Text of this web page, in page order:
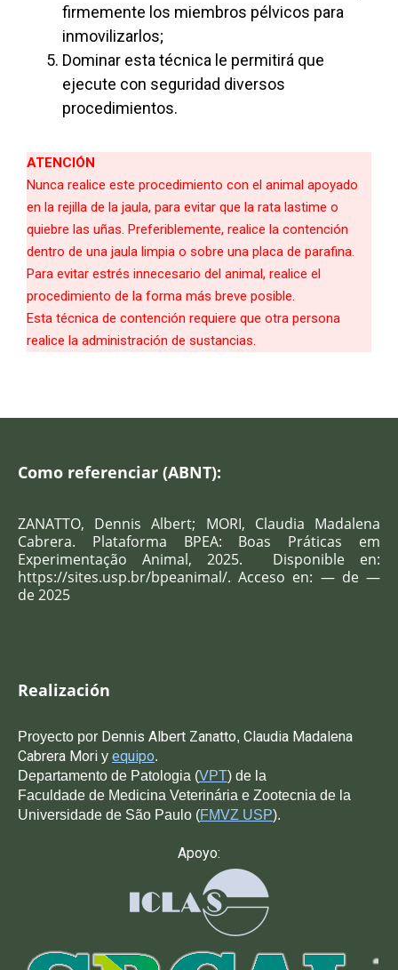
firmemente los miembros pélvicos para
inmovilizarlos;
Dominar esta técnica le permitirá que
ejecute con seguridad diversos
procedimientos.
ATENCIÓN
Nunca realice este procedimiento con el animal apoyado
en la rejilla de la jaula, para evitar que la rata lastime o
quiebre las uñas. Preferiblemente, realice la contención
dentro de una jaula limpia o sobre una placa de parafina.
Para evitar estrés innecesario del animal, realice el
procedimiento de la forma más breve posible.
Esta técnica de contención requiere que otra persona
realice la administración de sustancias.
Como referenciar (ABNT):
ZANATTO, Dennis Albert; MORI, Claudia Madalena
Cabrera. Plataforma BPEA: Boas Práticas em
Experimentação Animal, 2025. Disponible en:
https://sites.usp.br/bpeanimal/. Acceso en: — de —
de 2025
Realización
Proyecto por Dennis Albert Zanatto, Claudia Madalena
Cabrera Mori y equipo.
Departamento de Patologia (VPT) de la
Faculdade de Medicina Veterinária e Zootecnia de la
Universidade de São Paulo (FMVZ USP).
Apoyo: